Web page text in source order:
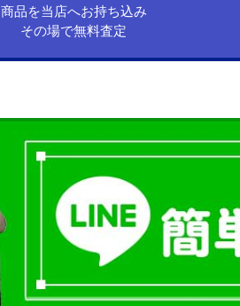
商品を当店へお持ち込み
その場で無料査定